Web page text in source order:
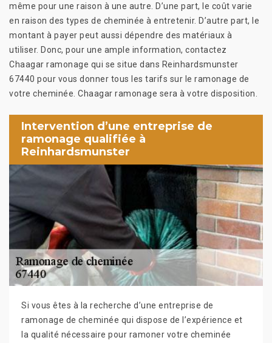
même pour une raison à une autre. D’une part, le coût varie
en raison des types de cheminée à entretenir. D’autre part, le
montant à payer peut aussi dépendre des matériaux à
utiliser. Donc, pour une ample information, contactez
Chaagar ramonage qui se situe dans Reinhardsmunster
67440 pour vous donner tous les tarifs sur le ramonage de
votre cheminée. Chaagar ramonage sera à votre disposition.
Intervention d’une entreprise de
ramonage qualifiée à
Reinhardsmunster
Si vous êtes à la recherche d’une entreprise de
ramonage de cheminée qui dispose de l’expérience et
la qualité nécessaire pour ramoner votre cheminée